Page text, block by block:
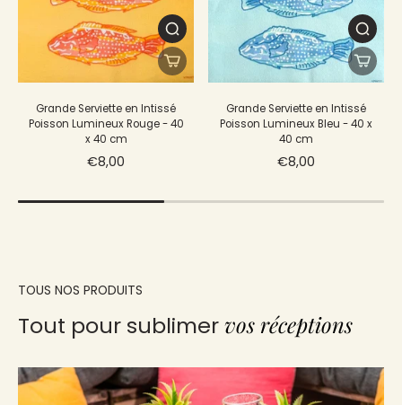
Grande Serviette en Intissé
Poisson Lumineux Rouge - 40
x 40 cm
€8,00
Grande Serviette en Intissé
Poisson Lumineux Bleu - 40 x
40 cm
€8,00
TOUS NOS PRODUITS
Tout pour sublimervos réceptions